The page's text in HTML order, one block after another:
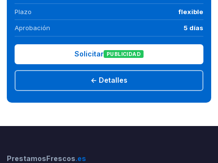
Plazo flexible
Aprobación 5 días
Solicitar PUBLICIDAD
← Detalles
PrestamosFrescos.es